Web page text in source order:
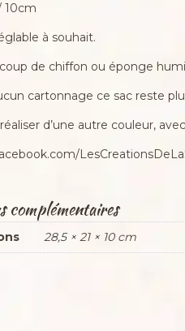
10cm
à souhait.
de chiffon ou éponge
cartonnage ce sac reste
d’une autre couleur,
complémentaires
28,5 × 21 × 10 cm